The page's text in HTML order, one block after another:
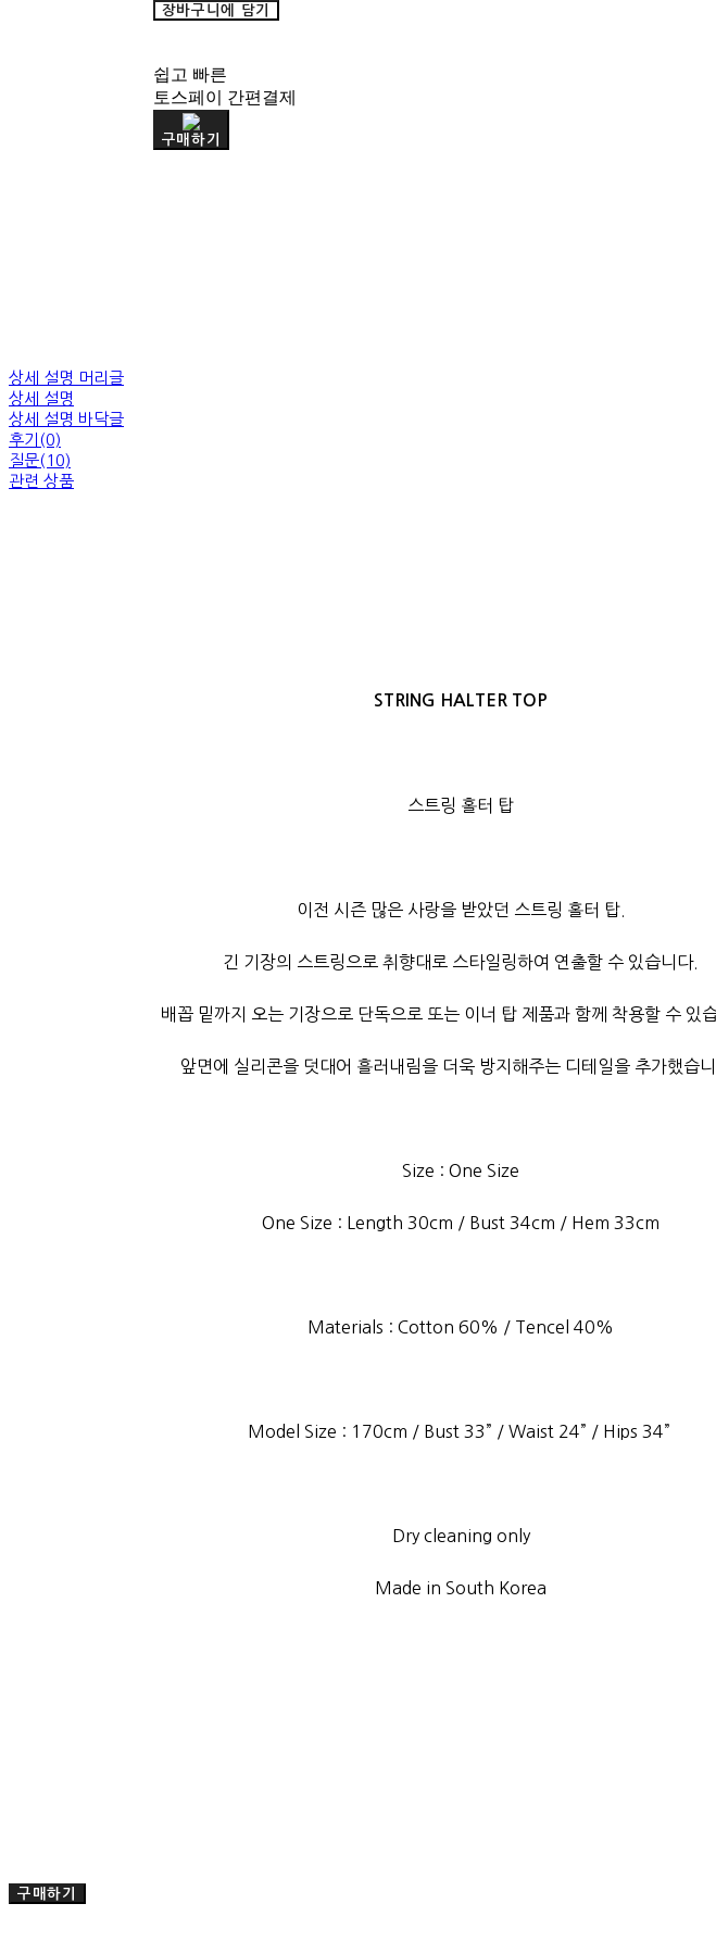
장바구니에 담기
쉽고 빠른
토스페이 간편결제
구매하기
상세 설명 머리글
상세 설명
상세 설명 바닥글
후기(0)
질문(10)
관련 상품
STRING HALTER TOP
스트링 홀터 탑
이전 시즌 많은 사랑을 받았던 스트링 홀터 탑.
긴 기장의 스트링으로 취향대로 스타일링하여 연출할 수 있습니다.
배꼽 밑까지 오는 기장으로 단독으로 또는 이너 탑 제품과 함께 착용할 수 있
앞면에 실리콘을 덧대어 흘러내림을 더욱 방지해주는 디테일을 추가했습니
Size : One Size
One Size : Length 30cm / Bust 34cm / Hem 33cm
Materials : Cotton 60% / Tencel 40%
Model Size : 170cm / Bust 33” / Waist 24” / Hips 34”
Dry cleaning only
Made in South Korea
구매하기